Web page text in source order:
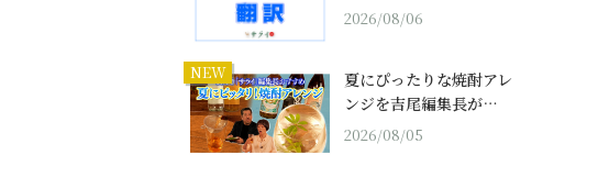
2026/08/06
NEW
夏にぴったりな焼酎アレ
ンジを吉尾編集長が…
2026/08/05